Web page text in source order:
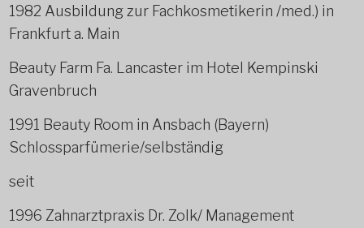
1982 Ausbildung zur Fachkosmetikerin /med.) in
Frankfurt a. Main
Beauty Farm Fa. Lancaster im Hotel Kempinski
Gravenbruch
1991 Beauty Room in Ansbach (Bayern)
Schlossparfümerie/selbständig
seit
1996 Zahnarztpraxis Dr. Zolk/ Management